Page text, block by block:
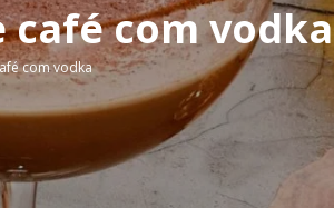
café com vodka
com vodka